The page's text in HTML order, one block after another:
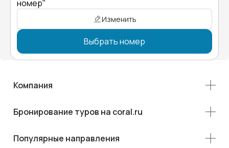
номер"
Изменить
Выбрать номер
Компания
Бронирование туров на coral.ru
Популярные направления